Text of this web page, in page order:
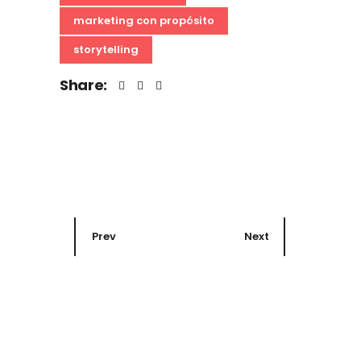
marketing con propósito
storytelling
Share:
Prev Next